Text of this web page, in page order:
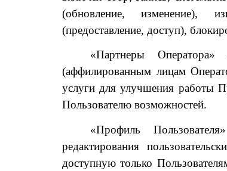
(обновление, изменение),
(предоставление, доступ),
«Партнеры
(аффилированным лицам
услуги для улучшения работы
Пользователю возможностей.
«Профиль
редактирования
доступную только